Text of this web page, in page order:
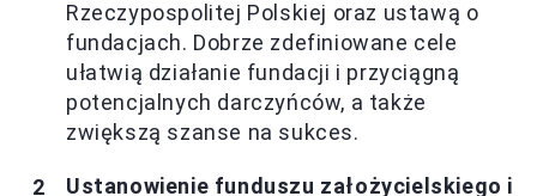
Rzeczypospolitej Polskiej oraz ustawą o
fundacjach. Dobrze zdefiniowane cele
ułatwią działanie fundacji i przyciągną
potencjalnych darczyńców, a także
zwiększą szanse na sukces.
Ustanowienie funduszu założycielskiego i